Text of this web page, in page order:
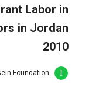
Labor in
in Jordan
2010
Foundation